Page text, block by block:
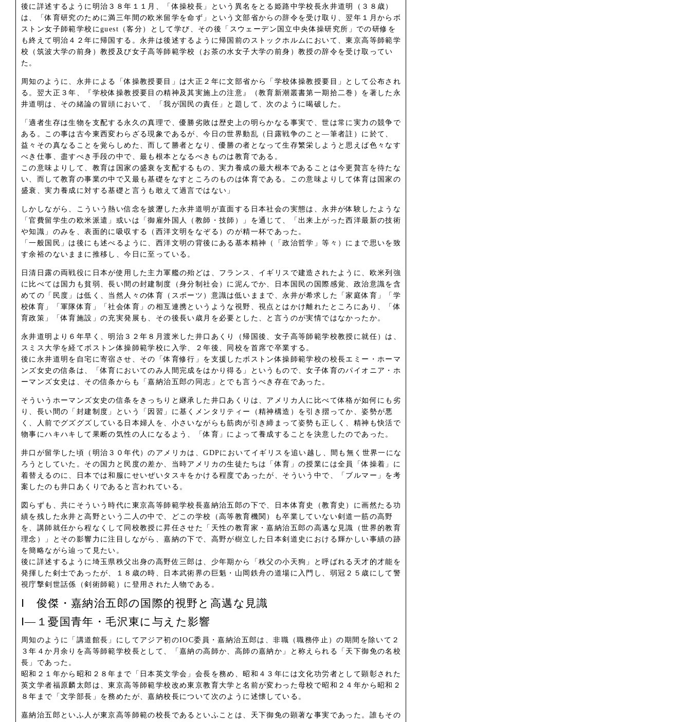
後に詳述するように明治３８年１１月、「体操校長」という異名をとる姫路中学校長永井道明（３８歳）
は、「体育研究のために満三年間の欧米留学を命ず」という文部省からの辞令を受け取り、翌年１月からボ
ストン女子師範学校にguest（客分）として学び、その後「スウェーデン国立中央体操研究所」での研修を
も終えて明治４２年に帰国する。永井は後述するように帰国前のストックホルムにおいて、東京高等師範学
校（筑波大学の前身）教授及び女子高等師範学校（お茶の水女子大学の前身）教授の辞令を受け取ってい
た。
周知のように、永井による「体操教授要目」は大正２年に文部省から「学校体操教授要目」として公布され
る。翌大正３年、『学校体操教授要目の精神及其実施上の注意』（教育新潮叢書第一期拾二巻）を著した永
井道明は、その緒論の冒頭において、「我が国民の責任」と題して、次のように喝破した。
「適者生存は生物を支配する永久の真理で、優勝劣敗は歴史上の明らかなる事実で、世は常に実力の競争で
ある。この事は古今東西変わらざる現象であるが、今日の世界動乱（日露戦争のこと―筆者註）に於て、
益々その真なることを覚らしめた、而して勝者となり、優勝の者となって生存繁栄しようと思えば色々なす
べき仕事、盡すべき手段の中で、最も根本となるべきものは教育である。
この意味よりして、教育は国家の盛衰を支配するもの、実力養成の最大根本であることは今更贅言を待たな
い、而して教育の事業の中で又最も基礎をなすところのものは体育である。この意味よりして体育は国家の
盛衰、実力養成に対する基礎と言うも敢えて過言ではない」
しかしながら、こういう熱い信念を披瀝した永井道明が直面する日本社会の実態は、永井が体験したような
「官費留学生の欧米派遣」或いは「御雇外国人（教師・技師）」を通じて、「出来上がった西洋最新の技術
や知識」のみを、表面的に吸収する（西洋文明をなぞる）のが精一杯であった。
「一般国民」は後にも述べるように、西洋文明の背後にある基本精神（「政治哲学」等々）にまで思いを致
す余裕のないままに推移し、今日に至っている。
日清日露の両戦役に日本が使用した主力軍艦の殆どは、フランス、イギリスで建造されたように、欧米列強
に比べては国力も貧弱、長い間の封建制度（身分制社会）に泥んでか、日本国民の国際感覚、政治意識を含
めての「民度」は低く、当然人々の体育（スポーツ）意識は低いままで、永井が希求した「家庭体育」「学
校体育」「軍隊体育」「社会体育」の相互連携というような視野、視点とはかけ離れたところにあり、「体
育政策」「体育施設」の充実発展も、その後長い歳月を必要とした、と言うのが実情ではなかったか。
永井道明より６年早く、明治３２年８月渡米した井口あくり（帰国後、女子高等師範学校教授に就任）は、
スミス大学を経てボストン体操師範学校に入学、２年後、同校を首席で卒業する。
後に永井道明を自宅に寄宿させ、その「体育修行」を支援したボストン体操師範学校の校長エミー・ホーマ
ンズ女史の信条は、「体育においてのみ人間完成をはかり得る」というもので、女子体育のパイオニア・ホ
ーマンズ女史は、その信条からも「嘉納治五郎の同志」とでも言うべき存在であった。
そういうホーマンズ女史の信条をきっちりと継承した井口あくりは、アメリカ人に比べて体格が如何にも劣
り、長い間の「封建制度」という「因習」に基くメンタリティー（精神構造）を引き摺ってか、姿勢が悪
く、人前でグズグズしている日本婦人を、小さいながらも筋肉が引き締まって姿勢も正しく、精神も快活で
物事にハキハキして果断の気性の人になるよう、「体育」によって養成することを決意したのであった。
井口が留学した頃（明治３０年代）のアメリカは、GDPにおいてイギリスを追い越し、間も無く世界一にな
ろうとしていた。その国力と民度の差か、当時アメリカの生徒たちは「体育」の授業には全員「体操着」に
着替えるのに、日本では和服にせいぜいタスキをかける程度であったが、そういう中で、「ブルマー」を考
案したのも井口あくりであると言われている。
図らずも、共にそういう時代に東京高等師範学校長嘉納治五郎の下で、日本体育史（教育史）に画然たる功
績を残した永井と高野という二人の中で、どこの学校（高等教育機関）も卒業していない剣道一筋の高野
を、講師就任から程なくして同校教授に昇任させた「天性の教育家・嘉納治五郎の高邁な見識（世界的教育
理念）」とその影響力に注目しながら、嘉納の下で、高野が樹立した日本剣道史における輝かしい事績の跡
を簡略ながら辿って見たい。
後に詳述するように埼玉県秩父出身の高野佐三郎は、少年期から「秩父の小天狗」と呼ばれる天才的才能を
発揮した剣士であったが、１８歳の時、日本武術界の巨魁・山岡鉄舟の道場に入門し、弱冠２５歳にして警
視庁撃剣世話係（剣術師範）に登用された人物である。
Ⅰ 俊傑・嘉納治五郎の国際的視野と高邁な見識
Ⅰ―１憂国青年・毛沢東に与えた影響
周知のように「講道館長」にしてアジア初のIOC委員・嘉納治五郎は、非職（職務停止）の期間を除いて２
３年４か月余りを高等師範学校長として、「嘉納の高師か、高師の嘉納か」と称えられる「天下御免の名校
長」であった。
昭和２１年から昭和２８年まで「日本英文学会」会長を務め、昭和４３年には文化功労者として顕彰された
英文学者福原麟太郎は、東京高等師範学校改め東京教育大学と名前が変わった母校で昭和２４年から昭和２
８年まで「文学部長」を務めたが、嘉納校長について次のように述懐している。
嘉納治五郎といふ人が東京高等師範の校長であるといふことは、天下御免の顕著な事実であった。誰もその